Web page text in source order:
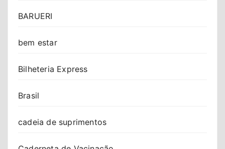
BARUERI
bem estar
Bilheteria Express
Brasil
cadeia de suprimentos